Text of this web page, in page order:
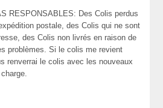
RESPONSABLES: Des Colis perdus
postale, des Colis qui ne sont
des Colis non livrés en raison de
problèmes. Si le colis me revient
renverrai le colis avec les nouveaux